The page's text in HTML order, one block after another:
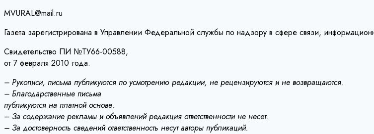
MVURAL@mail.ru
Газета зарегистрирована в Управлении Федеральной службы по надзору в сфере связи,
Свидетельство ПИ №ТУ66-00588,
от 7 февраля 2010 года.
– Рукописи, письма публикуются по усмотрению редакции, не рецензируются и не возвращаются.
– Благодарственные письма
публикуются на платной основе.
– За содержание рекламы и объявлений редакция ответственности не несет.
– За достоверность сведений ответственность несут авторы публикаций.